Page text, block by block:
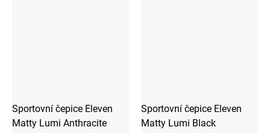
Sportovní čepice Eleven
Matty Lumi Anthracite
Sportovní čepice Eleven
Matty Lumi Black